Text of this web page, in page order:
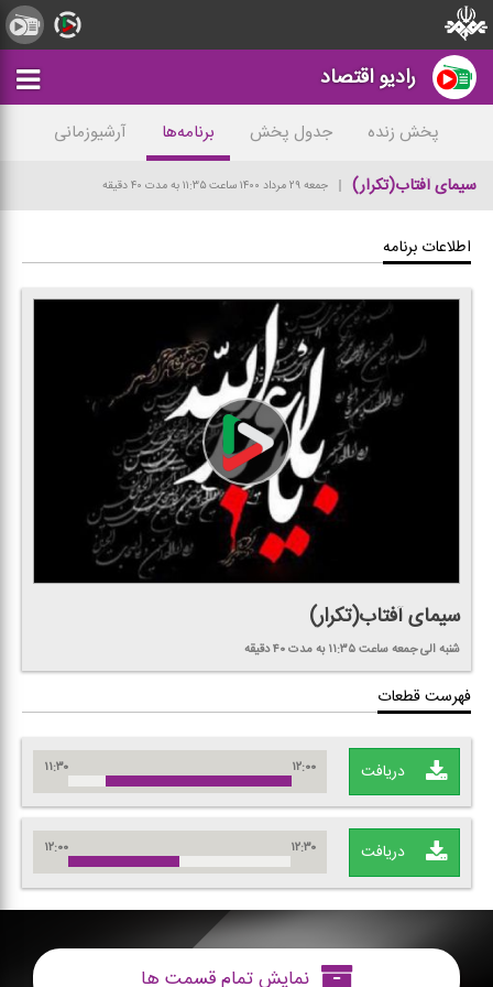
رادیو اقتصاد
پخش زنده جدول پخش برنامه‌ها
آرشیوزمانی
سیمای آفتاب(تكرار)
جمعه ۲۹ مرداد ۱۴۰۰ ساعت ۱۱:۳۵ به مدت ۴۰ دقیقه
اطلاعات برنامه
سیمای آفتاب(تكرار)
شنبه الی جمعهساعت ۱۱:۳۵ به مدت ۴۰ دقیقه
فهرست قطعات
دریافت ۱۱:۳۰ ۱۲:۰۰
دریافت ۱۲:۰۰ ۱۲:۳۰
نمایش تمام قسمت ها